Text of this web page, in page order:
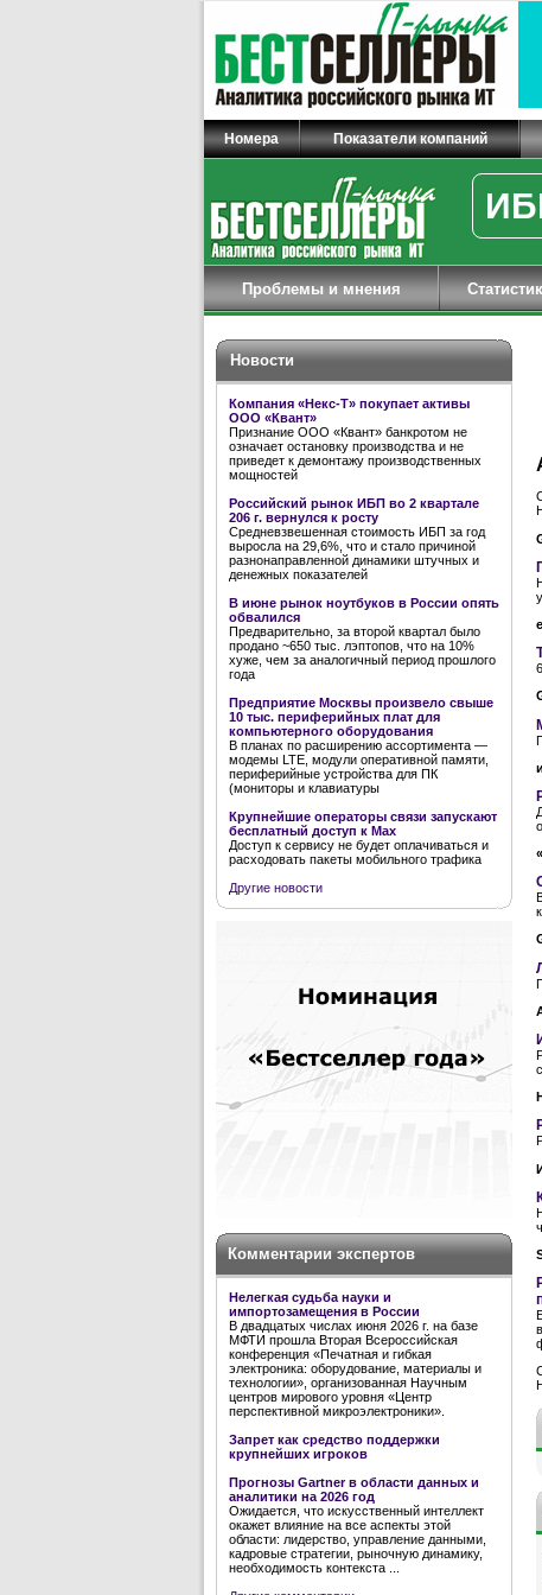
Номера Показатели компаний
Проблемы и мнения
Новости
Компания «Некс-Т» покупает активы
ООО «Квант»
Признание ООО «Квант» банкротом не
означает остановку производства и не
приведет к демонтажу производственных
мощностей
Российский рынок ИБП во 2 квартале
206 г. вернулся к росту
Средневзвешенная стоимость ИБП за год
выросла на 29,6%, что и стало причиной
разнонаправленной динамики штучных и
денежных показателей
В июне рынок ноутбуков в России опять
обвалился
Предварительно, за второй квартал было
продано ~650 тыс. лэптопов, что на 10%
хуже, чем за аналогичный период прошлого
года
Предприятие Москвы произвело свыше
10 тыс. периферийных плат для
компьютерного оборудования
В планах по расширению ассортимента —
модемы LTE, модули оперативной памяти,
периферийные устройства для ПК
(мониторы и клавиатуры
Крупнейшие операторы связи запускают
бесплатный доступ к Мах
Доступ к сервису не будет оплачиваться и
расходовать пакеты мобильного трафика
Другие новости
Комментарии экспертов
Нелегкая судьба науки и
импортозамещения в России
В двадцатых числах июня 2026 г. на базе
МФТИ прошла Вторая Всероссийская
конференция «Печатная и гибкая
электроника: оборудование, материалы и
технологии», организованная Научным
центров мирового уровня «Центр
перспективной микроэлектроники».
Запрет как средство поддержки
крупнейших игроков
Прогнозы Gartner в области данных и
аналитики на 2026 год
Ожидается, что искусственный интеллект
окажет влияние на все аспекты этой
области: лидерство, управление данными,
кадровые стратегии, рыночную динамику,
необходимость контекста ...